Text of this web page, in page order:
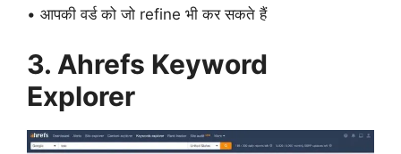
• आपकी वर्ड को जो refine भी कर सकते हैं
3. Ahrefs Keyword
Explorer